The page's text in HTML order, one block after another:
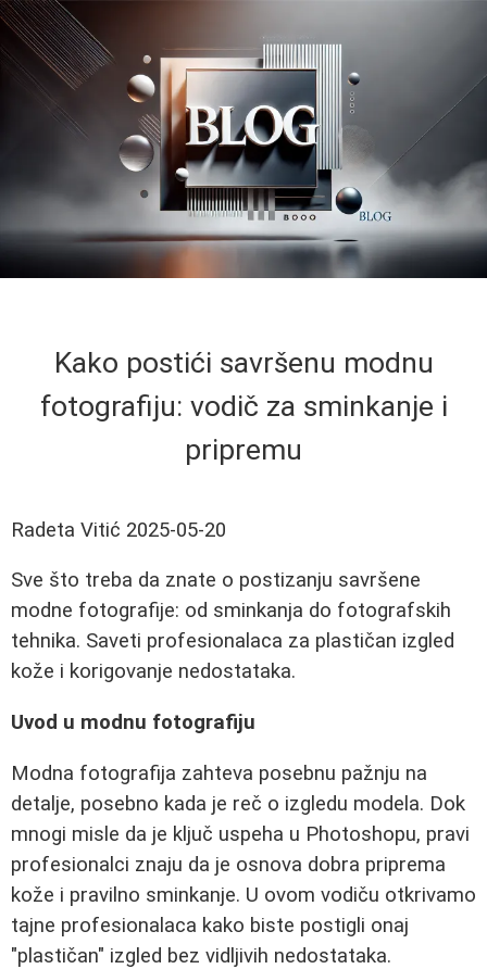
Kako postići savršenu modnu
fotografiju: vodič za sminkanje i
pripremu
Radeta Vitić 2025-05-20
Sve što treba da znate o postizanju savršene
modne fotografije: od sminkanja do fotografskih
tehnika. Saveti profesionalaca za plastičan izgled
kože i korigovanje nedostataka.
Uvod u modnu fotografiju
Modna fotografija zahteva posebnu pažnju na
detalje, posebno kada je reč o izgledu modela. Dok
mnogi misle da je ključ uspeha u Photoshopu, pravi
profesionalci znaju da je osnova dobra priprema
kože i pravilno sminkanje. U ovom vodiču otkrivamo
tajne profesionalaca kako biste postigli onaj
"plastičan" izgled bez vidljivih nedostataka.